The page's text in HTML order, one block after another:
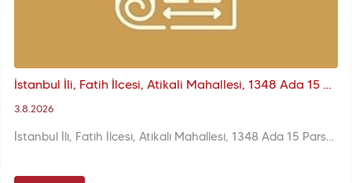
İstanbul İli, Fatih İlçesi, Atikali Mahallesi, 1348 Ada 15 Parsele İlişkin KUİP-341065794 Plan İşlem Numaralı 1/1000 ölçekli K.A.U.İ.P. Askı İlanı
3.8.2026
İstanbul İli, Fatih İlçesi, Atikali Mahallesi, 1348 Ada 15 Parsele İlişkin KUİP-341065794 Plan İşlem Numaralı 1/1000 ölçekli K.A.U.İ.P. Değişikliği